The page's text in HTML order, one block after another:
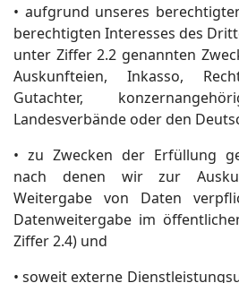
• aufgrund unseres
berechtigten Interesses des
unter Ziffer 2.2 genannten
Auskunfteien, Inkasso,
Gutachter,
Landesverbände oder den
• zu Zwecken der Erfüllung
nach denen wir zur
Weitergabe von Daten
Datenweitergabe im
Ziffer 2.4) und
• soweit externe